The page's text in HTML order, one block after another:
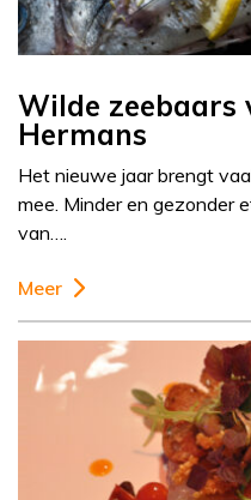
Wilde zeebaars
Hermans
Het nieuwe jaar brengt
mee. Minder en gezonder
van….
Meer